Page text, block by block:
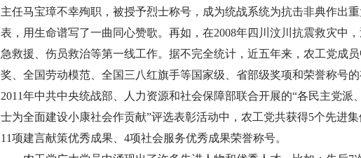
主任马宝璋不幸殉职，被授予烈士称号，成为统战系统为抗击非典作出
表，用生命谱写了一曲同心赞歌。再如，在2008年四川汶川抗震救灾中，
急救援、伤员救治等第一线工作。据不完全统计，近五年来，农工党成
奖、全国劳动模范、全国三八红旗手等国家级、省部级奖项和荣誉称号
2011年中共中央统战部、人力资源和社会保障部联合开展的“各民主党派
士为全面建设小康社会作贡献”评选表彰活动中，农工党共获得5个先进集
11项建言献策优秀成果、 4项社会服务优秀成果荣誉称号。